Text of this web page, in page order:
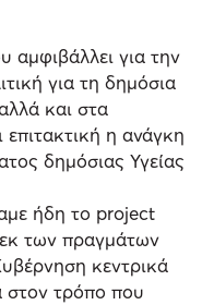
αμφιβάλλει για την
για τη δημόσια
και στα
η ανάγκη
δημόσιας Υγείας
ήδη το project
των πραγμάτων
κεντρικά
στον τρόπο που